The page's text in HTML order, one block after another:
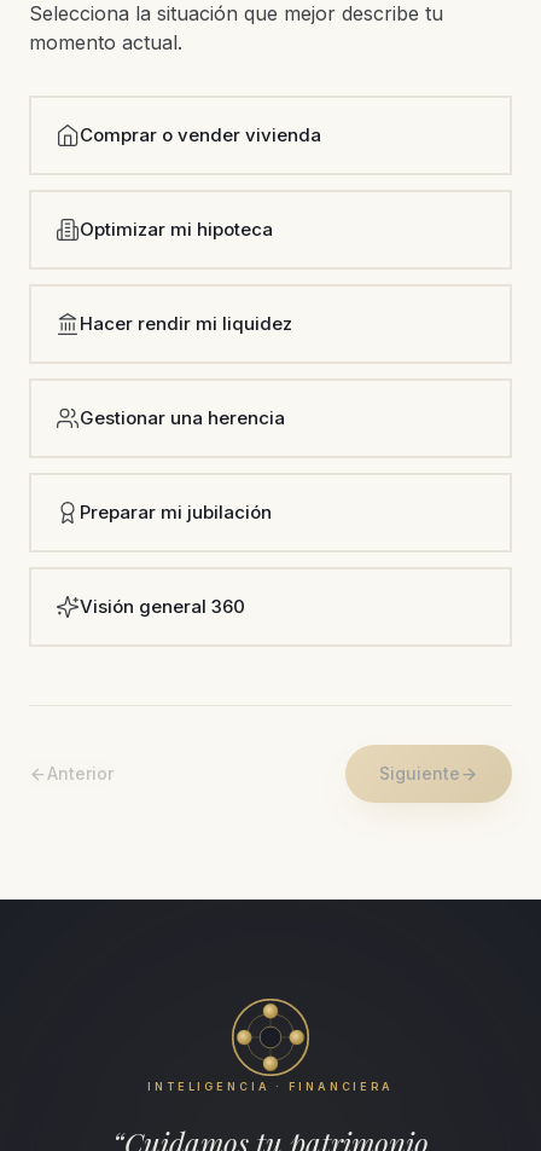
Selecciona la situación que mejor describe tu
momento actual.
Comprar o vender vivienda
Optimizar mi hipoteca
Hacer rendir mi liquidez
Gestionar una herencia
Preparar mi jubilación
Visión general 360
Anterior Siguiente
INTELIGENCIA · FINANCIERA
“Cuidamos tu patrimonio